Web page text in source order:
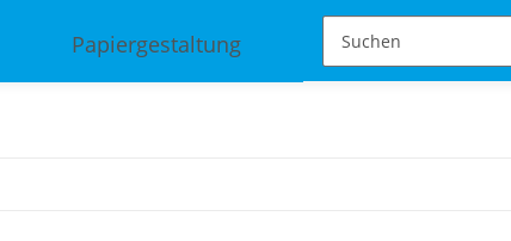
Papiergestaltung Schmuckdesign